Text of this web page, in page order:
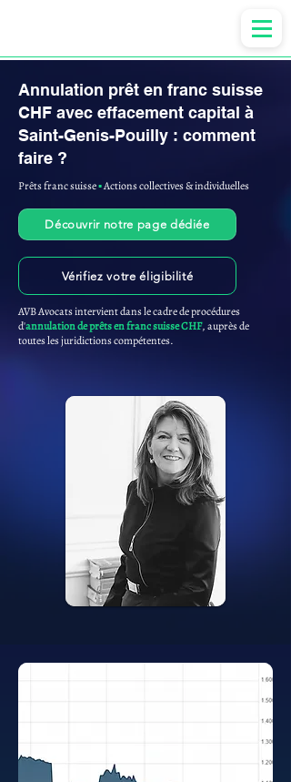
Annulation prêt en franc suisse
CHF avec effacement capital à
Saint-Genis-Pouilly : comment
faire ?
Prêts franc suisse▪︎Actions collectives & individuelles
Découvrir notre page dédiée
Vérifiez votre éligibilité
AVB Avocats intervient dans le cadre de procédures
d'annulation de prêts en franc suisse CHF, auprès de
toutes les juridictions compétentes.